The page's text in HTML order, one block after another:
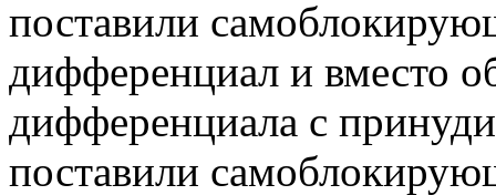
поставили
дифференциал и вместо
дифференциала с
поставили